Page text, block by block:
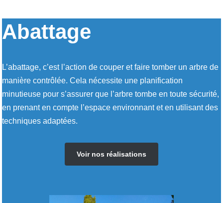
Abattage
L’abattage, c’est l’action de couper et faire tomber un arbre de
manière contrôlée. Cela nécessite une planification
minutieuse pour s’assurer que l’arbre tombe en toute sécurité,
en prenant en compte l’espace environnant et en utilisant des
techniques adaptées.
Voir nos réalisations